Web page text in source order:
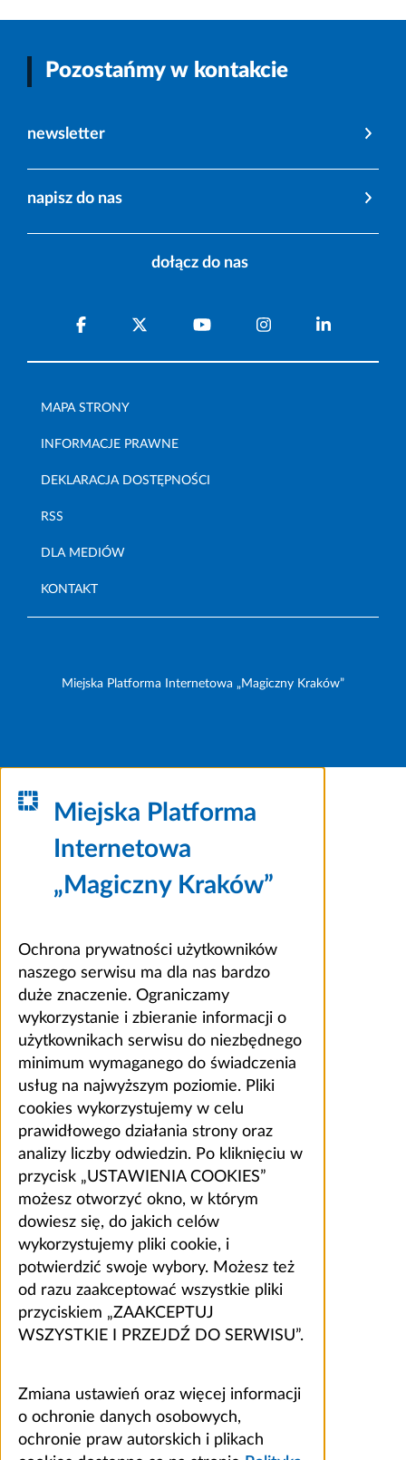
Pozostańmy w kontakcie
newsletter
napisz do nas
dołącz do nas
MAPA STRONY
INFORMACJE PRAWNE
DEKLARACJA DOSTĘPNOŚCI
RSS
DLA MEDIÓW
KONTAKT
Miejska Platforma Internetowa „Magiczny Kraków”
Miejska Platforma
Internetowa
„Magiczny Kraków”
Ochrona prywatności użytkowników
naszego serwisu ma dla nas bardzo
duże znaczenie. Ograniczamy
wykorzystanie i zbieranie informacji o
użytkownikach serwisu do niezbędnego
minimum wymaganego do świadczenia
usług na najwyższym poziomie. Pliki
cookies wykorzystujemy w celu
prawidłowego działania strony oraz
analizy liczby odwiedzin. Po kliknięciu w
przycisk „USTAWIENIA COOKIES”
możesz otworzyć okno, w którym
dowiesz się, do jakich celów
wykorzystujemy pliki cookie, i
potwierdzić swoje wybory. Możesz też
od razu zaakceptować wszystkie pliki
przyciskiem „ZAAKCEPTUJ
WSZYSTKIE I PRZEJDŹ DO SERWISU”.
Zmiana ustawień oraz więcej informacji
o ochronie danych osobowych,
ochronie praw autorskich i plikach